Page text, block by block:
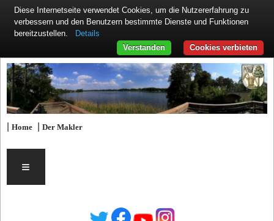
|Home |Der Makler
≡
Diese Internetseite verwendet Cookies, um die Nutzererfahrung zu
verbessern und den Benutzern bestimmte Dienste und Funktionen
bereitzustellen.
Details
Cookies verbieten
Verstanden